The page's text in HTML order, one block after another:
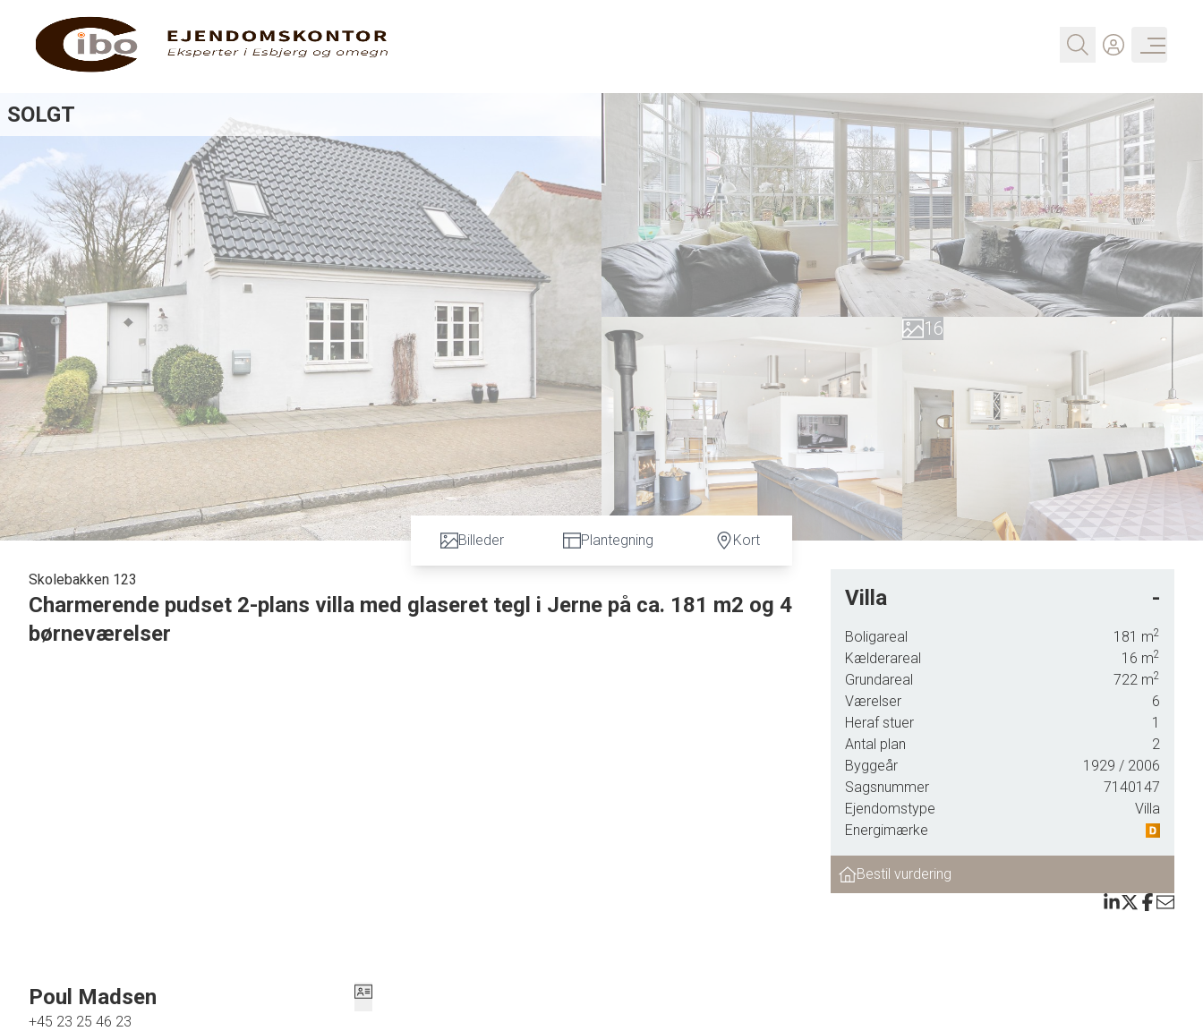
SOLGT
0
1
2
4
5
7
8
0
1
2
3
4
5
6
7
9
Billeder Plantegning Kort
Skolebakken 123
Charmerende pudset 2-plans villa med glaseret tegl i Jerne på ca. 181 m2 og 4
børneværelser
Villa -
Boligareal 181 m2
Kælderareal 16 m2
Grundareal 722 m2
Værelser
6
Heraf stuer
1
Antal plan
2
Byggeår
1929 / 2006
Sagsnummer
7140147
Ejendomstype
Villa
Energimærke
Bestil vurdering
Poul Madsen
+45 23 25 46 23